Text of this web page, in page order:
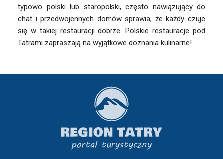
typowo polski lub staropolski, często nawiązujący do
chat i przedwojennych domów sprawia, że każdy czuje
się w takiej restauracji dobrze. Polskie restauracje pod
Tatrami zapraszają na wyjątkowe doznania kulinarne!